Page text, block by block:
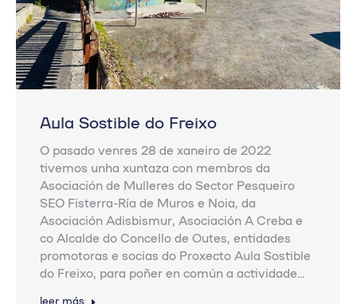
Aula Sostible do Freixo
O pasado venres 28 de xaneiro de 2022
tivemos unha xuntaza con membros da
Asociación de Mulleres do Sector Pesqueiro
SEO Fisterra-Ría de Muros e Noia, da
Asociación Adisbismur, Asociación A Creba e
co Alcalde do Concello de Outes, entidades
promotoras e socias do Proxecto Aula Sostible
do Freixo, para poñer en común a actividade…
leer más